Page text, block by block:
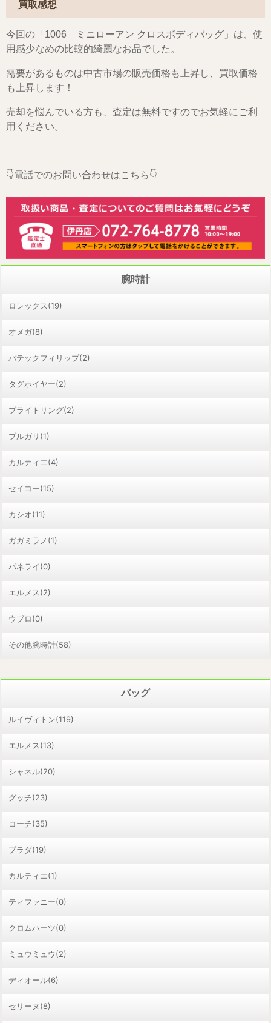
買取感想
今回の「1006 ミニローアン クロスボディバッグ」は、使
用感少なめの比較的綺麗なお品でした。
需要があるものは中古市場の販売価格も上昇し、買取価格
も上昇します！
売却を悩んでいる方も、査定は無料ですのでお気軽にご利
用ください。
👇電話でのお問い合わせはこちら👇
腕時計
ロレックス(19)
オメガ(8)
パテックフィリップ(2)
タグホイヤー(2)
ブライトリング(2)
ブルガリ(1)
カルティエ(4)
セイコー(15)
カシオ(11)
ガガミラノ(1)
パネライ(0)
エルメス(2)
ウブロ(0)
その他腕時計(58)
バッグ
ルイヴィトン(119)
エルメス(13)
シャネル(20)
グッチ(23)
コーチ(35)
プラダ(19)
カルティエ(1)
ティファニー(0)
クロムハーツ(0)
ミュウミュウ(2)
ディオール(6)
セリーヌ(8)